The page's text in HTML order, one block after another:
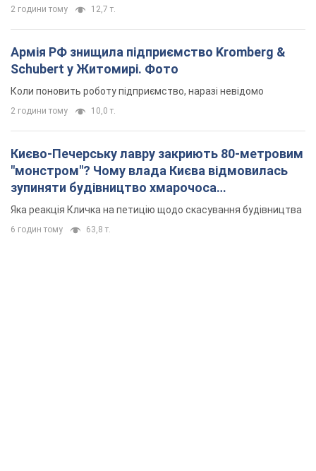
2 години тому 12,7 т.
Армія РФ знищила підприємство Kromberg &
Schubert у Житомирі. Фото
Коли поновить роботу підприємство, наразі невідомо
2 години тому 10,0 т.
Києво-Печерську лавру закриють 80-метровим
"монстром"? Чому влада Києва відмовилась
зупиняти будівництво хмарочоса
"московського вірянина"
Яка реакція Кличка на петицію щодо скасування будівництва
6 годин тому 63,8 т.